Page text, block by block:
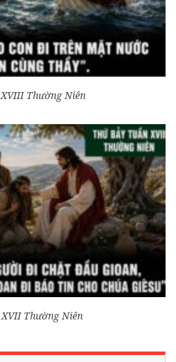
Thường Niên
Thường Niên